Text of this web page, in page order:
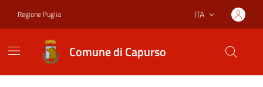
Regione Puglia Lingua attiva:
ITA
Comune di Capurso